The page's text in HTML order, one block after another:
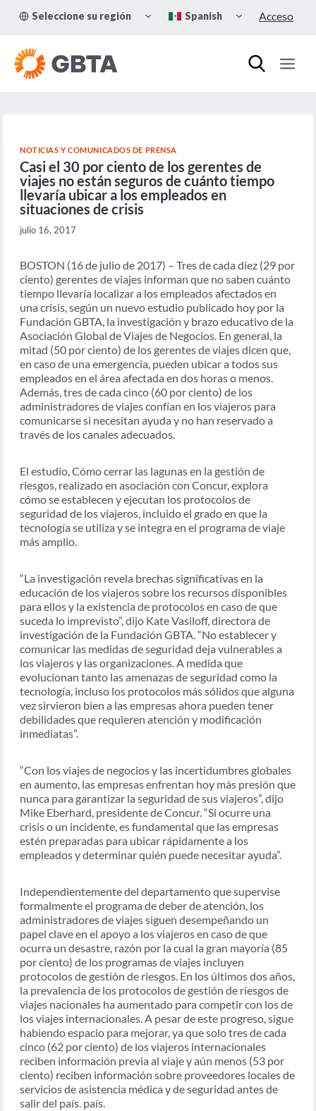
Seleccione su región
TOGGLE
CHILD
Spanish
CHILDAcceso
NOTICIAS Y COMUNICADOS DE PRENSA
Casi el 30 por ciento de los gerentes de
viajes no están seguros de cuánto tiempo
llevaría ubicar a los empleados en
situaciones de crisis
julio 16, 2017
BOSTON (16 de julio de 2017) – Tres de cada diez (29 por
ciento) gerentes de viajes informan que no saben cuánto
tiempo llevaría localizar a los empleados afectados en
una crisis, según un nuevo estudio publicado hoy por la
Fundación GBTA, la investigación y brazo educativo de la
Asociación Global de Viajes de Negocios. En general, la
mitad (50 por ciento) de los gerentes de viajes dicen que,
en caso de una emergencia, pueden ubicar a todos sus
empleados en el área afectada en dos horas o menos.
Además, tres de cada cinco (60 por ciento) de los
administradores de viajes confían en los viajeros para
comunicarse si necesitan ayuda y no han reservado a
través de los canales adecuados.
El estudio, Cómo cerrar las lagunas en la gestión de
riesgos, realizado en asociación con Concur, explora
cómo se establecen y ejecutan los protocolos de
seguridad de los viajeros, incluido el grado en que la
tecnología se utiliza y se integra en el programa de viaje
más amplio.
“La investigación revela brechas significativas en la
educación de los viajeros sobre los recursos disponibles
para ellos y la existencia de protocolos en caso de que
suceda lo imprevisto”, dijo Kate Vasiloff, directora de
investigación de la Fundación GBTA. “No establecer y
comunicar las medidas de seguridad deja vulnerables a
los viajeros y las organizaciones. A medida que
evolucionan tanto las amenazas de seguridad como la
tecnología, incluso los protocolos más sólidos que alguna
vez sirvieron bien a las empresas ahora pueden tener
debilidades que requieren atención y modificación
inmediatas”.
“Con los viajes de negocios y las incertidumbres globales
en aumento, las empresas enfrentan hoy más presión que
nunca para garantizar la seguridad de sus viajeros”, dijo
Mike Eberhard, presidente de Concur. “Si ocurre una
crisis o un incidente, es fundamental que las empresas
estén preparadas para ubicar rápidamente a los
empleados y determinar quién puede necesitar ayuda”.
Independientemente del departamento que supervise
formalmente el programa de deber de atención, los
administradores de viajes siguen desempeñando un
papel clave en el apoyo a los viajeros en caso de que
ocurra un desastre, razón por la cual la gran mayoría (85
por ciento) de los programas de viajes incluyen
protocolos de gestión de riesgos. En los últimos dos años,
la prevalencia de los protocolos de gestión de riesgos de
viajes nacionales ha aumentado para competir con los de
los viajes internacionales. A pesar de este progreso, sigue
habiendo espacio para mejorar, ya que solo tres de cada
cinco (62 por ciento) de los viajeros internacionales
reciben información previa al viaje y aún menos (53 por
ciento) reciben información sobre proveedores locales de
servicios de asistencia médica y de seguridad antes de
salir del país. país.